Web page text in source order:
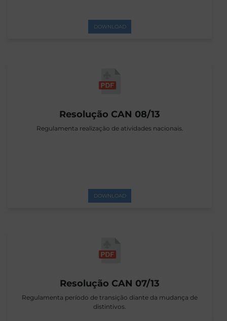
DOWNLOAD
Resolução CAN 08/13
Regulamenta realização de atividades nacionais.
DOWNLOAD
Resolução CAN 07/13
Regulamenta período de transição diante da mudança de
distintivos.